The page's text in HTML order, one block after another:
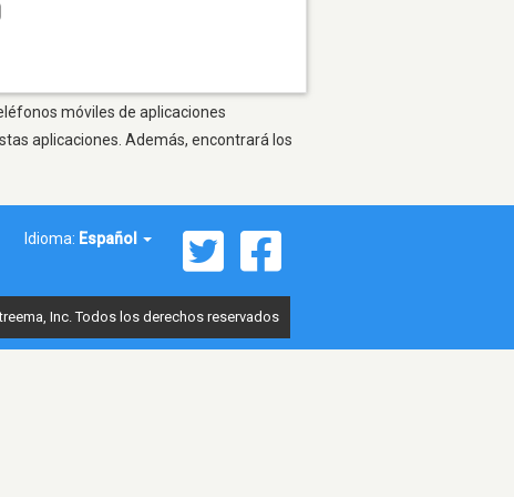
móviles de aplicaciones
aplicaciones. Además, encontrará los
Idioma: Español
Inc. Todos los derechos reservados